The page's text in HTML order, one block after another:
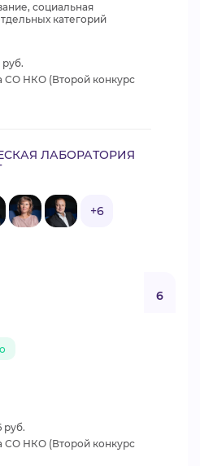
социальная
категорий
руб.
СО НКО (Второй конкурс
ЛАБОРАТОРИЯ
+6
6
руб.
СО НКО (Второй конкурс